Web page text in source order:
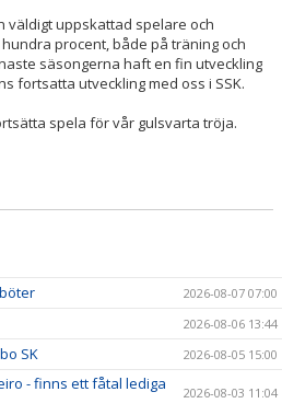
väldigt uppskattad spelare och
procent, både på träning och
säsongerna haft en fin utveckling
fortsatta utveckling med oss i SSK.
spela för vår gulsvarta tröja.
2026-08-07 07:00
2026-08-06 13:44
SK 2026-08-05 15:00
- finns ett fåtal lediga
2026-08-03 11:04